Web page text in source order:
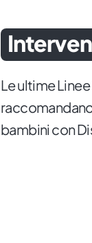
Le ultime
bambini con